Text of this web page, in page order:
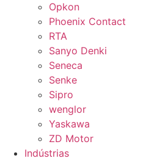
Opkon
Phoenix Contact
RTA
Sanyo Denki
Seneca
Senke
Sipro
wenglor
Yaskawa
ZD Motor
Indústrias